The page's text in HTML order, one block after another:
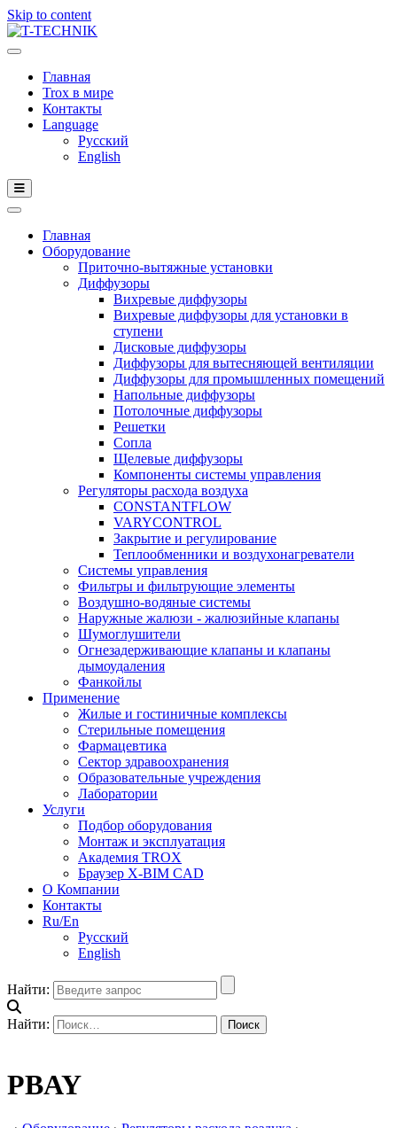
Skip to content
Главная
Trox в мире
Контакты
Language
Русский
English
Главная
Оборудование
Приточно-вытяжные установки
Диффузоры
Вихревые диффузоры
Вихревые диффузоры для установки в
ступени
Дисковые диффузоры
Диффузоры для вытесняющей вентиляции
Диффузоры для промышленных помещений
Напольные диффузоры
Потолочные диффузоры
Решетки
Сопла
Щелевые диффузоры
Компоненты системы управления
Регуляторы расхода воздуха
CONSTANTFLOW
VARYCONTROL
Закрытие и регулирование
Теплообменники и воздухонагреватели
Системы управления
Фильтры и фильтрующие элементы
Воздушно-водяные системы
Наружные жалюзи - жалюзийные клапаны
Шумоглушители
Огнезадерживающие клапаны и клапаны
дымоудаления
Фанкойлы
Применение
Жилые и гостиничные комплексы
Стерильные помещения
Фармацевтика
Сектор здравоохранения
Образовательные учреждения
Лаборатории
Услуги
Подбор оборудования
Монтаж и эксплуатация
Академия TROX
Браузер X-BIM CAD
О Компании
Контакты
Ru/En
Русский
English
Найти:
Найти:
PBAY